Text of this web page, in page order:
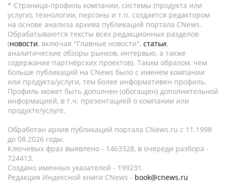
* Страница-профиль компании, системы (продукта или
услуги), технологии, персоны и т.п. создается редактором
на основе анализа архива публикаций портала CNews.
Обрабатываются тексты всех редакционных разделов
(новости, включая "Главные новости", статьи,
аналитические обзоры рынков, интервью, а также
содержание партнёрских проектов). Таким образом, чем
больше публикаций на CNews было с именем компании
или продукта/услуги, тем более информативен профиль.
Профиль может быть дополнен (обогащен) дополнительной
информацией, в т.ч. презентацией о компании или
продукте/услуге.
Обработан архив публикаций портала CNews.ru c 11.1998
до 08.2026 годы.
Ключевых фраз выявлено - 1463328, в очереди разбора -
724413.
Создано именных указателей - 199231.
Редакция Индексной книги CNews - book@cnews.ru